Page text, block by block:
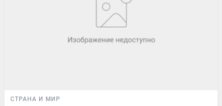
СТРАНА И МИР